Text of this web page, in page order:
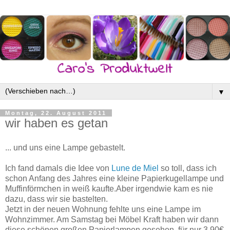
▼
Montag, 22. August 2011
wir haben es getan
... und uns eine Lampe gebastelt.
Ich fand damals die Idee von Lune de Miel so toll, dass ich
schon Anfang des Jahres eine kleine Papierkugellampe und
Muffinförmchen in weiß kaufte.Aber irgendwie kam es nie
dazu, dass wir sie bastelten.
Jetzt in der neuen Wohnung fehlte uns eine Lampe im
Wohnzimmer. Am Samstag bei Möbel Kraft haben wir dann